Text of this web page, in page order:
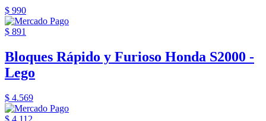
$ 990
$ 891
Bloques Rápido y Furioso Honda S2000 -
Lego
$ 4.569
$ 4.112